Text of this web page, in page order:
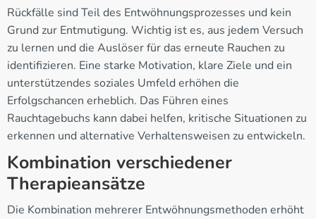
Rückfälle sind Teil des Entwöhnungsprozesses und kein
Grund zur Entmutigung. Wichtig ist es, aus jedem Versuch
zu lernen und die Auslöser für das erneute Rauchen zu
identifizieren. Eine starke Motivation, klare Ziele und ein
unterstützendes soziales Umfeld erhöhen die
Erfolgschancen erheblich. Das Führen eines
Rauchtagebuchs kann dabei helfen, kritische Situationen zu
erkennen und alternative Verhaltensweisen zu entwickeln.
Kombination verschiedener
Therapieansätze
Die Kombination mehrerer Entwöhnungsmethoden erhöht